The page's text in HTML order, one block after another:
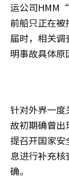
运公司
前船只正在被
届时，相关
明事故具体原
针对外界一
故初期确曾出
提召开国家安
息进行补充
确。